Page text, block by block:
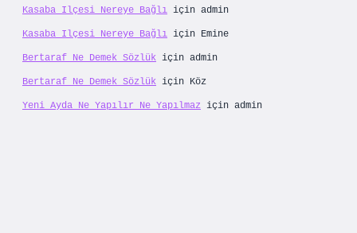
Kasaba Ilçesi Nereye Bağlı için admin
Kasaba Ilçesi Nereye Bağlı için Emine
Bertaraf Ne Demek Sözlük için admin
Bertaraf Ne Demek Sözlük için Köz
Yeni Ayda Ne Yapılır Ne Yapılmaz için admin